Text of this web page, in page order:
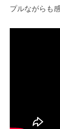
プルながらも